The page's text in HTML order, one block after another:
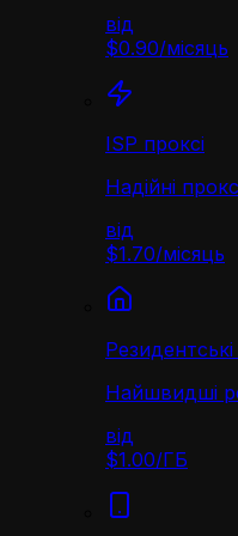
від
$0.90/місяць
ISP проксі
Надійні
від
$1.70/місяць
Резидентські
Найшвидші
від
$1.00/ГБ